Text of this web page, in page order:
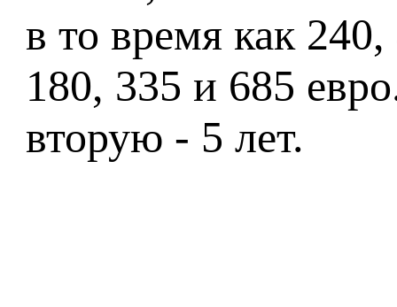
в то время как
180, 335 и 685
вторую - 5 лет.